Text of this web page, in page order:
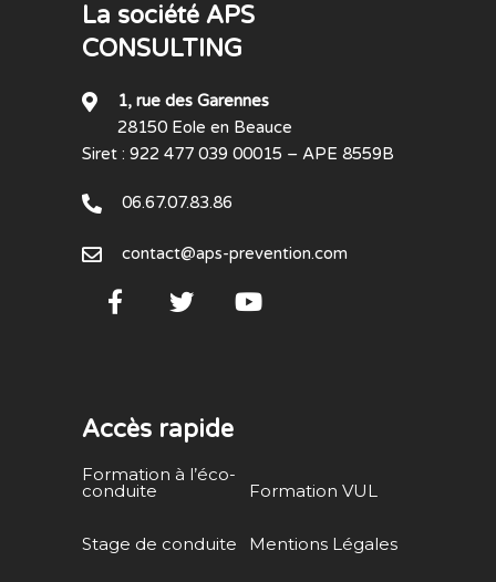
La société APS
CONSULTING
1, rue des Garennes
28150 Eole en Beauce
Siret : 922 477 039 00015 – APE 8559B
06.67.07.83.86
contact@aps-prevention.com
Accès rapide
Formation à l’éco-
conduite Formation VUL
Stage de conduite Mentions Légales